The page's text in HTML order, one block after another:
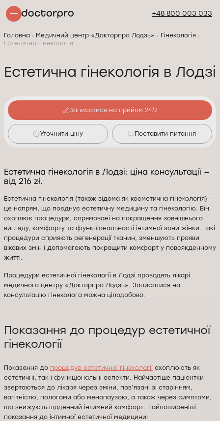
+48 800 003 033
Головна Медичний центр «Докторпро Лодзь»
Гінекологія
Естетична гінекологія
Естетична гінекологія в Лодзі
Записатися на прийом 24/7
Уточнити ціну Поставити питання
Естетична гінекологія в Лодзі: ціна консультації —
від 216 zł.
Естетична гінекологія (також відома як косметична гінекологія) —
це напрям, що поєднує естетичну медицину та гінекологію. Він
охоплює процедури, спрямовані на покращення зовнішнього
вигляду, комфорту та функціональності інтимної зони жінки. Такі
процедури сприяють регенерації тканин, зменшують прояви
вікових змін і допомагають покращити комфорт у повсякденному
житті.
Процедури естетичної гінекології в Лодзі проводять лікарі
медичного центру «Докторпро Лодзь». Записатися на
консультацію гінеколога можна цілодобово.
Показання до процедур естетичної
гінекології
Показання до процедур естетичної гінекології охоплюють як
естетичні, так і функціональні аспекти. Найчастіше пацієнтки
звертаються до лікаря через зміни, пов’язані зі старінням,
вагітністю, пологами або менопаузою, а також через симптоми,
що знижують щоденний інтимний комфорт. Найпоширеніші
показання до інтимної естетичної медицини: